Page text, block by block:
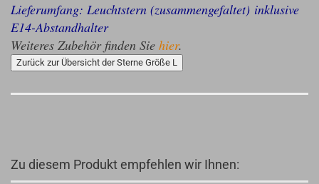
Lieferumfang: Leuchtstern (zusammengefaltet) inklusive
E14-Abstandhalter
Weiteres Zubehör finden Sie hier.
Zurück zur Übersicht der Sterne Größe L
Zu diesem Produkt empfehlen wir Ihnen: